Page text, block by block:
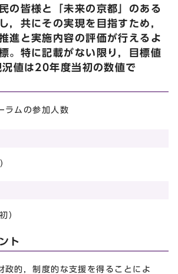
の皆様と「未来の京都」のある
，共にその実現を目指すため，
進と実施内容の評価が行えるよ
。特に記載がない限り，目標値
値は20年度当初の数値で
ラムの参加人数
）
ト
的，制度的な支援を得ることによ